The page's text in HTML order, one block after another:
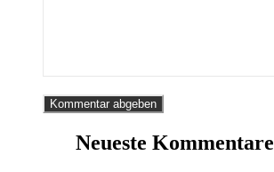
Neueste Kommentare